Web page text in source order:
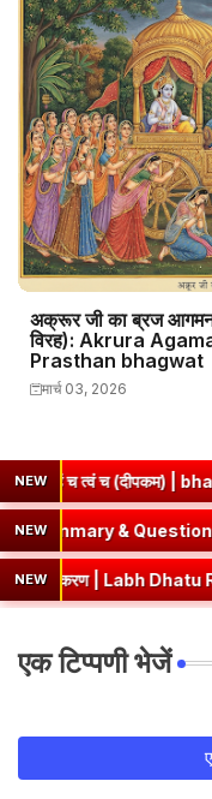
अक्रूर जी का ब्रज आगमन
विरह): Akrura
Prasthan bhagwat
मार्च 03, 2026
NEW ➤
NEWClass 8 Hindi
NEW
Roop in Sanskrit
एक टिप्पणी भेजें